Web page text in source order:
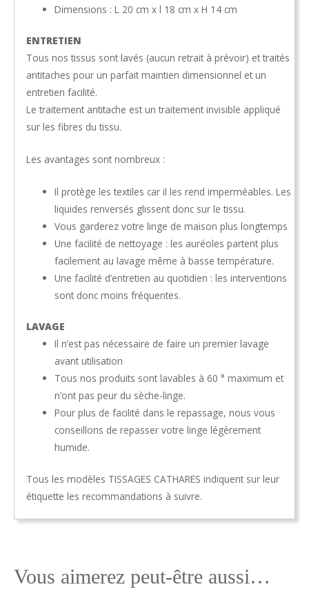
Dimensions : L 20 cm x l 18 cm x H 14 cm
ENTRETIEN
Tous nos tissus sont lavés (aucun retrait à prévoir) et traités
antitaches pour un parfait maintien dimensionnel et un
entretien facilité.
Le traitement antitache est un traitement invisible appliqué
sur les fibres du tissu.
Les avantages sont nombreux :
Il protège les textiles car il les rend imperméables. Les
liquides renversés glissent donc sur le tissu.
Vous garderez votre linge de maison plus longtemps
Une facilité de nettoyage : les auréoles partent plus
facilement au lavage même à basse température.
Une facilité d’entretien au quotidien : les interventions
sont donc moins fréquentes.
LAVAGE
Il n’est pas nécessaire de faire un premier lavage
avant utilisation
Tous nos produits sont lavables à 60 ° maximum et
n’ont pas peur du sèche-linge.
Pour plus de facilité dans le repassage, nous vous
conseillons de repasser votre linge légèrement
humide.
Tous les modèles TISSAGES CATHARES indiquent sur leur
étiquette les recommandations à suivre.
Vous aimerez peut-être aussi…